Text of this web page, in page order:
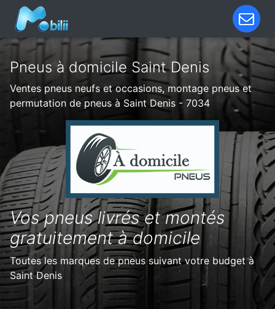
Pneus à domicile Saint Denis
Ventes pneus neufs et occasions, montage pneus et
permutation de pneus à Saint Denis - 7034
Vos pneus livrés et montés
gratuitement à domicile
Toutes les marques de pneus suivant votre budget à
Saint Denis